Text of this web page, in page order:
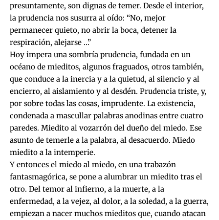
presuntamente, son dignas de temer. Desde el interior,
la prudencia nos susurra al oído: “No, mejor
permanecer quieto, no abrir la boca, detener la
respiración, alejarse …”
Hoy impera una sombría prudencia, fundada en un
océano de mieditos, algunos fraguados, otros también,
que conduce a la inercia y a la quietud, al silencio y al
encierro, al aislamiento y al desdén. Prudencia triste, y,
por sobre todas las cosas, imprudente. La existencia,
condenada a mascullar palabras anodinas entre cuatro
paredes. Miedito al vozarrón del dueño del miedo. Ese
asunto de temerle a la palabra, al desacuerdo. Miedo
miedito a la intemperie.
Y entonces el miedo al miedo, en una trabazón
fantasmagórica, se pone a alumbrar un miedito tras el
otro. Del temor al infierno, a la muerte, a la
enfermedad, a la vejez, al dolor, a la soledad, a la guerra,
empiezan a nacer muchos mieditos que, cuando atacan